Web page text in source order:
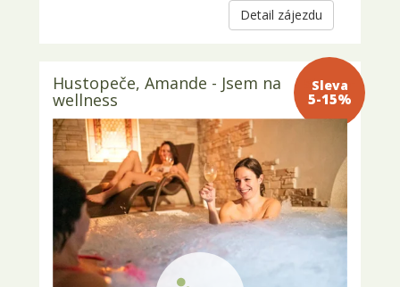
Detail zájezdu
Sleva 5-
15%
Hustopeče, Amande - Jsem na
wellness